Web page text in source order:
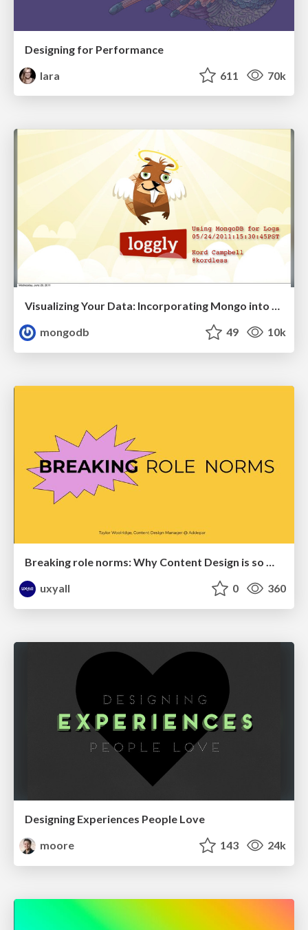
Designing for Performance
lara
611 70k
Visualizing Your Data: Incorporating Mongo into Loggly Infrastructure
mongodb
49 10k
Breaking role norms: Why Content Design is so much more than writing copy - Taylor Woolridge
uxyall
0 360
Designing Experiences People Love
moore
143 24k